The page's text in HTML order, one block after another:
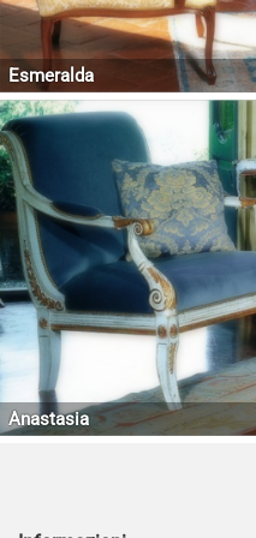
Esmeralda
Anastasia